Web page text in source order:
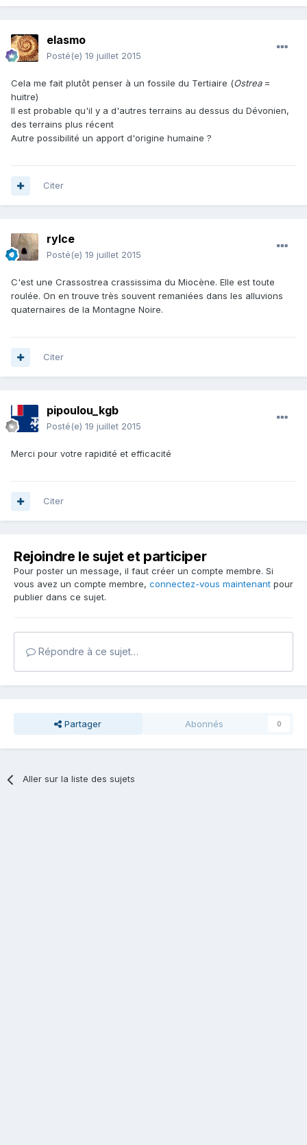
elasmo
Posté(e) 19 juillet 2015
Cela me fait plutôt penser à un fossile du Tertiaire (Ostrea =
huitre)
Il est probable qu'il y a d'autres terrains au dessus du Dévonien,
des terrains plus récent
Autre possibilité un apport d'origine humaine ?
Citer
rylce
Posté(e) 19 juillet 2015
C'est une Crassostrea crassissima du Miocène. Elle est toute
roulée. On en trouve très souvent remaniées dans les alluvions
quaternaires de la Montagne Noire.
Citer
pipoulou_kgb
Posté(e) 19 juillet 2015
Merci pour votre rapidité et efficacité
Citer
Rejoindre le sujet et participer
Pour poster un message, il faut créer un compte membre. Si
vous avez un compte membre, connectez-vous maintenant pour
publier dans ce sujet.
Répondre à ce sujet…
Partager Abonnés 0
Aller sur la liste des sujets